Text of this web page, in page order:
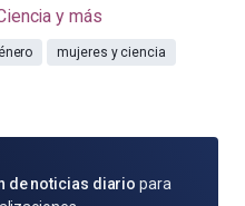
y más
mujeres y ciencia
de noticias diario para